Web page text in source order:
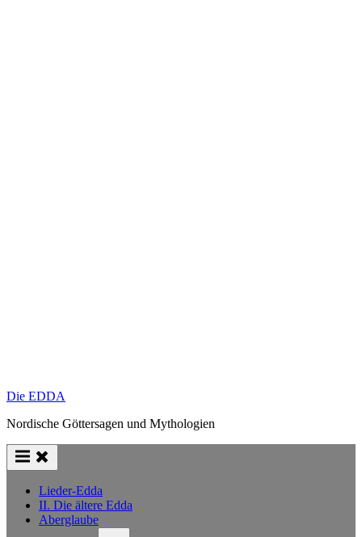
Die EDDA
Nordische Göttersagen und Mythologien
Lieder-Edda
II. Die ältere Edda
Aberglaube